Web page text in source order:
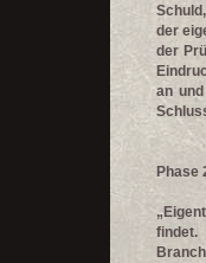
der
der
an
Phase
findet.